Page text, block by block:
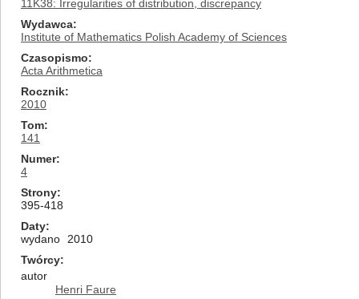
11K38: Irregularities of distribution, discrepancy
Wydawca
Institute of Mathematics Polish Academy of Sciences
Czasopismo
Acta Arithmetica
Rocznik
2010
Tom
141
Numer
4
Strony
395-418
Daty
wydano
2010
Twórcy
autor
Henri Faure